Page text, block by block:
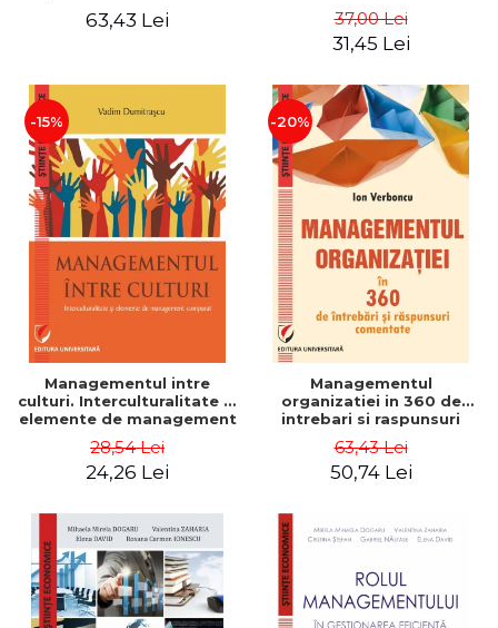
63,43 Lei 37,00 Lei
31,45 Lei
-15%
Managementul intre
culturi. Interculturalitate si
elemente de management
Dumitrascu
28,54 Lei
24,26 Lei
-20%
Managementul
organizatiei in 360 de
intrebari si raspunsuri
63,43 Lei
50,74 Lei